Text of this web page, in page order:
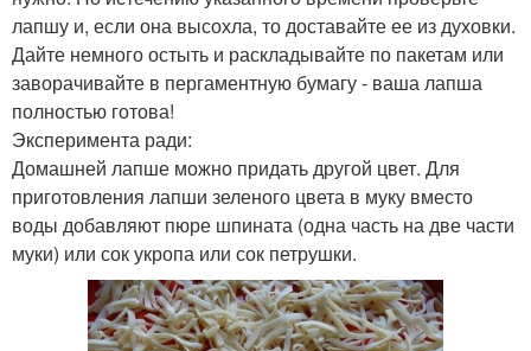
лапшу и, если она высохла, то доставайте ее из духовки.
Дайте немного остыть и раскладывайте по пакетам или
заворачивайте в пергаментную бумагу - ваша лапша
полностью готова!
Эксперимента ради:
Домашней лапше можно придать другой цвет. Для
приготовления лапши зеленого цвета в муку вместо
воды добавляют пюре шпината (одна часть на две части
муки) или сок укропа или сок петрушки.